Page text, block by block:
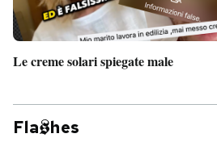
Le creme solari spiegate male
Fla hes